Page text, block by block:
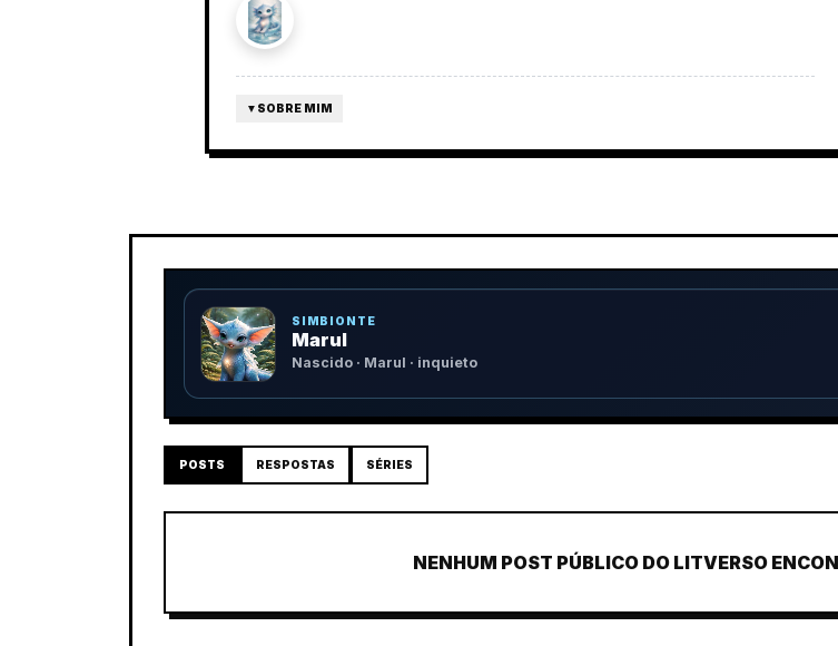
▼ SOBRE MIM
SIMBIONTE
Marul
Nascido · Marul · inquieto
POSTS RESPOSTAS SÉRIES
NENHUM POST PÚBLICO DO LITVERSO